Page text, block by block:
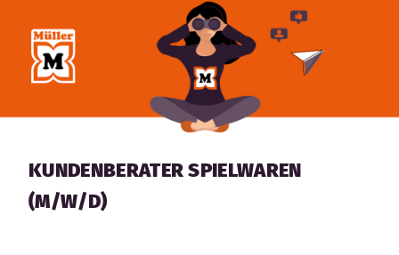
KUNDENBERATER SPIELWAREN
(M/W/D)